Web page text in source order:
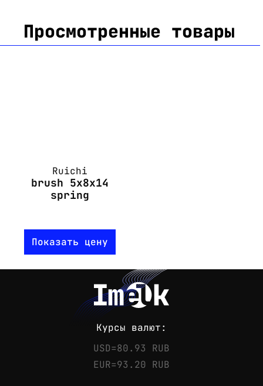
Просмотренные товары
Ruichi
brush 5x8x14
spring
Показать цену
Курсы валют:
USD=80.93 RUB
EUR=93.20 RUB